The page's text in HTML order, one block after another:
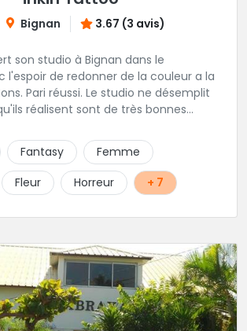
Bignan 3.67 (3 avis)
son studio à Bignan dans le
l'espoir de redonner de la couleur a la
Pari réussi. Le studio ne désemplit
réalisent sont de très bonnes
son style est éclectique et vous
par le tatoueur en personne.
Fantasy
Femme
Fleur Horreur + 7